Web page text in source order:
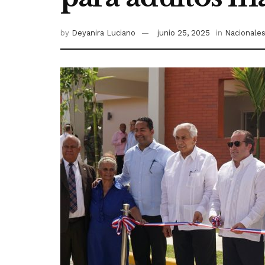
by Deyanira Luciano junio 25, 2025 in Nacionales